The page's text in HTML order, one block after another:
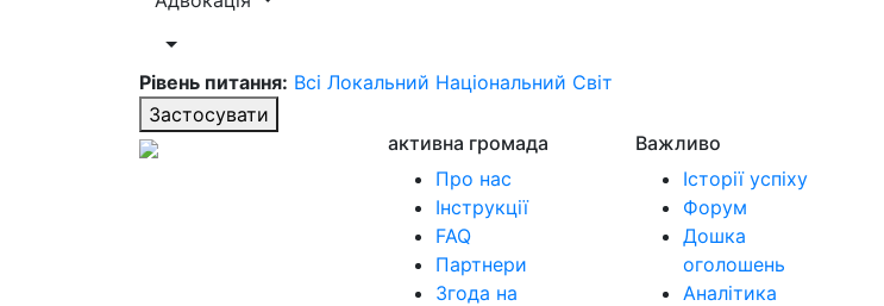
Рівень питання: Всі Локальний Національний Світ
Застосувати
активна громада
Про нас
Інструкції
FAQ
Партнери
Згода на
Важливо
Історії успіху
Форум
Дошка
оголошень
Аналітика